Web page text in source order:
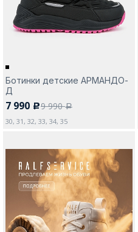
Ботинки детские АРМАНДО-
Д
7 990 c9 990a
30, 31, 32, 33, 34, 35